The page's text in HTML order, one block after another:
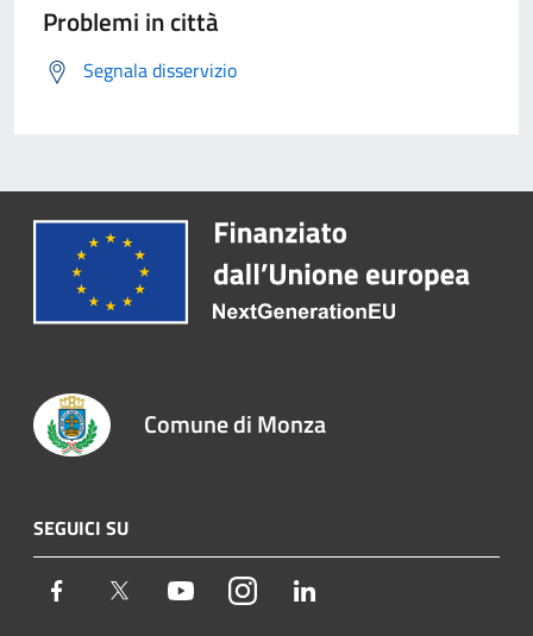
Problemi in città
Segnala disservizio
Comune di Monza
SEGUICI SU
Facebook Twitter YoutubeInstagram